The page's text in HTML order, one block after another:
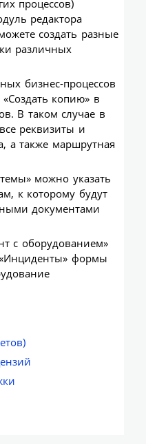
процессов)
редактора
создать разные
различных
бизнес-процессов
копию» в
В таком случае в
реквизиты и
а также маршрутная
можно указать
к которому будут
документами
с оборудованием»
формы